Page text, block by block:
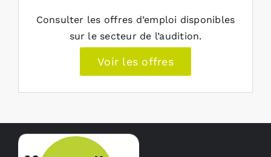
Consulter les offres d’emploi disponibles
sur le secteur de l’audition.
Voir les offres